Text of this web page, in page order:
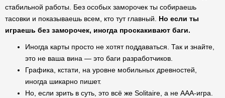
стабильной работы. Без особых заморочек ты собираешь
тасовки и показываешь всем, кто тут главный. Но если ты
играешь без заморочек, иногда проскакивают баги.
Иногда карты просто не хотят поддаваться. Так и знайте,
это не ваша вина — это баги разработчиков.
Графика, кстати, на уровне мобильных древностей,
иногда шикарно пишет.
Но, если зрить в суть, это всё же Solitaire, а не AAA-игра.